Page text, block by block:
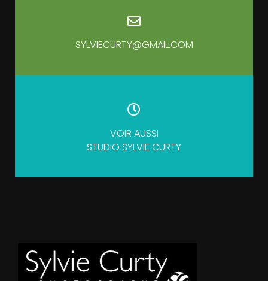
SYLVIECURTY@GMAIL.COM
VOIR AUSSI
STUDIO SYLVIE CURTY